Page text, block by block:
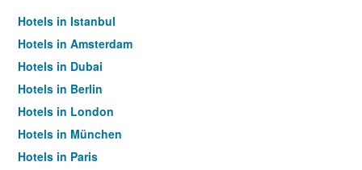
Hotels in Istanbul
Hotels in Amsterdam
Hotels in Dubai
Hotels in Berlin
Hotels in London
Hotels in München
Hotels in Paris